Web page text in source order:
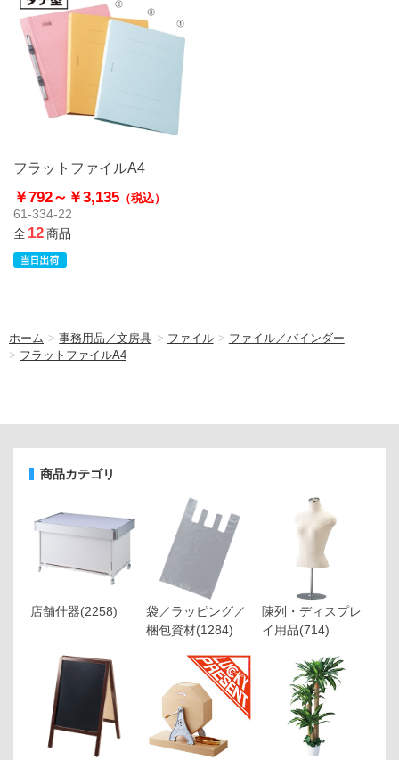
フラットファイルA4
￥792～ ￥3,135 （税込）
61-334-22
全12商品
ホーム >事務用品／文房具 > ファイル > ファイル／バインダー
> フラットファイルA4
商品カテゴリ
店舗什器(2258)
袋／ラッピング／
梱包資材(1284)
陳列・ディスプレ
イ用品(714)